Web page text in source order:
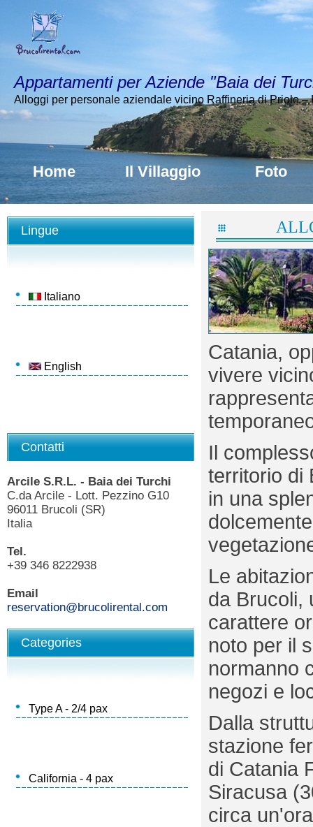
Appartamenti per Aziende "Baia dei
Alloggi per personale aziendale vicino Raffineria di Priolo
Home Il Villaggio Foto
Catania,
vivere
Il
territorio di
in una
Le
da Brucoli,
carattere
noto per il
normanno
negozi e
Dalla
stazione
di Catania
Siracusa
circa
Lingue
Italiano
English
Contatti
Arcile S.R.L. - Baia dei Turchi
C.da Arcile - Lott. Pezzino G10
96011 Brucoli (SR)
Italia
Tel.
+39 346 8222938
Email
reservation@brucolirental.com
Categories
Type A - 2/4 pax
California - 4 pax